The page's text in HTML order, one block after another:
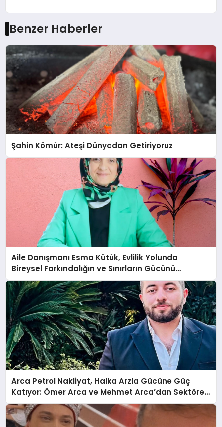
Benzer Haberler
Şahin Kömür: Ateşi Dünyadan Getiriyoruz
Aile Danışmanı Esma Kütük, Evlilik Yolunda
Bireysel Farkındalığın ve Sınırların Gücünü
Anlatıyor
Arca Petrol Nakliyat, Halka Arzla Gücüne Güç
Katıyor: Ömer Arca ve Mehmet Arca’dan Sektöre
Güçlü Yatırım